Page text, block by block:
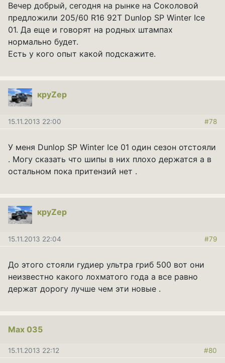
Вечер добрый, сегодня на рынке на Соколовой
предложили 205/60 R16 92T Dunlop SP Winter Ice
01. Да еще и говорят на родных штампах
нормально будет.
Есть у кого опыт какой подскажите.
круZер
15.11.2013 22:00 #78
У меня Dunlop SP Winter Ice 01 один сезон отстояли
. Могу сказать что шипы в них плохо держатся а в
остальном пока притензий нет .
круZер
15.11.2013 22:04 #79
До этого стояли гудиер ультра гриб 500 вот они
неизвестно какого лохматого года а все равно
держат дорогу лучше чем эти новые .
Мах 035
15.11.2013 22:12 #80